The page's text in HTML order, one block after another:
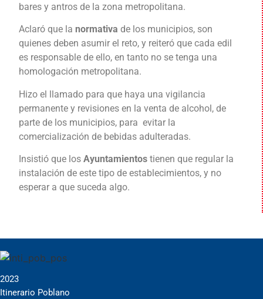
bares y antros de la zona metropolitana.
Aclaró que la normativa de los municipios, son
quienes deben asumir el reto, y reiteró que cada edil
es responsable de ello, en tanto no se tenga una
homologación metropolitana.
Hizo el llamado para que haya una vigilancia
permanente y revisiones en la venta de alcohol, de
parte de los municipios, para evitar la
comercialización de bebidas adulteradas.
Insistió que los Ayuntamientos tienen que regular la
instalación de este tipo de establecimientos, y no
esperar a que suceda algo.
2023
Itinerario Poblano